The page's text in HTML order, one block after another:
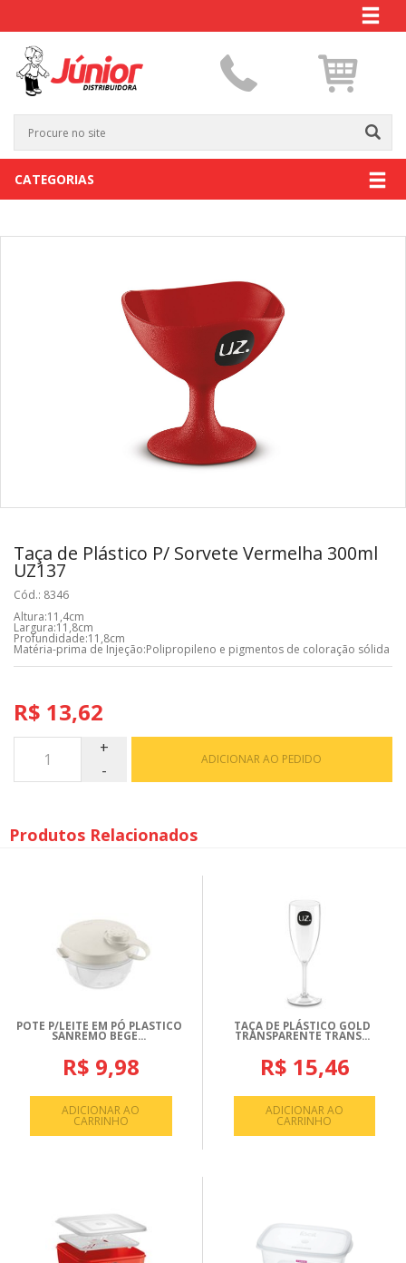
CATEGORIAS
Taça de Plástico P/ Sorvete Vermelha 300ml
UZ137
Cód.: 8346
Altura:11,4cm
Largura:11,8cm
Profundidade:11,8cm
Matéria-prima de Injeção:Polipropileno e pigmentos de coloração sólida
R$ 13,62
ADICIONAR AO PEDIDO
Produtos Relacionados
POTE P/LEITE EM PÓ PLASTICO
SANREMO BEGE...
R$ 9,98
ADICIONAR AO
CARRINHO
TAÇA DE PLÁSTICO GOLD
TRANSPARENTE TRANS...
R$ 15,46
ADICIONAR AO
CARRINHO